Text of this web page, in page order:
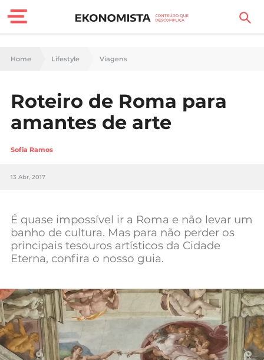
Finanças Pessoais
Carreira
Tecnologia
Negócios
Home Lifestyle Viagens
Roteiro de Roma para
amantes de arte
Sofia Ramos
13 Abr, 2017
É quase impossível ir a Roma e não levar um
banho de cultura. Mas para não perder os
principais tesouros artísticos da Cidade
Eterna, confira o nosso guia.